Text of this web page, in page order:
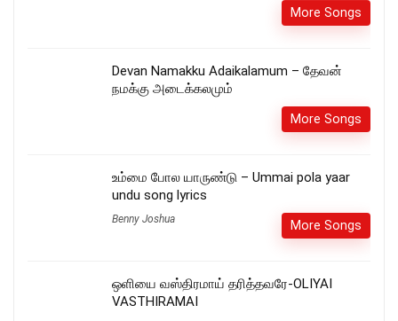
More Songs
Devan Namakku Adaikalamum – தேவன்
நமக்கு அடைக்கலமும்
More Songs
உம்மை போல யாருண்டு – Ummai pola yaar
undu song lyrics
Benny Joshua More Songs
ஒளியை வஸ்திரமாய் தரித்தவரே-OLIYAI
VASTHIRAMAI